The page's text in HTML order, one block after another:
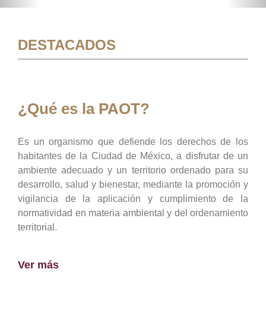
DESTACADOS
¿Qué es la PAOT?
Es un organismo que defiende los derechos de los
habitantes de la Ciudad de México, a disfrutar de un
ambiente adecuado y un territorio ordenado para su
desarrollo, salud y bienestar, mediante la promoción y
vigilancia de la aplicación y cumplimiento de la
normatividad en materia ambiental y del ordenamiento
territorial.
Ver más